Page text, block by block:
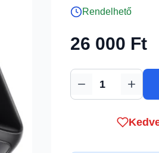
Rendelhető
26 000 Ft
Mennyiség